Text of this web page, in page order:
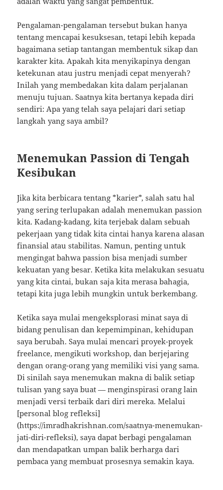
Pengalaman-pengalaman tersebut bukan hanya
tentang mencapai kesuksesan, tetapi lebih kepada
bagaimana setiap tantangan membentuk sikap dan
karakter kita. Apakah kita menyikapinya dengan
ketekunan atau justru menjadi cepat menyerah?
Inilah yang membedakan kita dalam perjalanan
menuju tujuan. Saatnya kita bertanya kepada diri
sendiri: Apa yang telah saya pelajari dari setiap
langkah yang saya ambil?
Menemukan Passion di Tengah
Kesibukan
Jika kita berbicara tentang *karier*, salah satu hal
yang sering terlupakan adalah menemukan passion
kita. Kadang-kadang, kita terjebak dalam sebuah
pekerjaan yang tidak kita cintai hanya karena alasan
finansial atau stabilitas. Namun, penting untuk
mengingat bahwa passion bisa menjadi sumber
kekuatan yang besar. Ketika kita melakukan sesuatu
yang kita cintai, bukan saja kita merasa bahagia,
tetapi kita juga lebih mungkin untuk berkembang.
Ketika saya mulai mengeksplorasi minat saya di
bidang penulisan dan kepemimpinan, kehidupan
saya berubah. Saya mulai mencari proyek-proyek
freelance, mengikuti workshop, dan berjejaring
dengan orang-orang yang memiliki visi yang sama.
Di sinilah saya menemukan makna di balik setiap
tulisan yang saya buat — menginspirasi orang lain
menjadi versi terbaik dari diri mereka. Melalui
[personal blog refleksi]
(https://imradhakrishnan.com/saatnya-menemukan-
jati-diri-refleksi), saya dapat berbagi pengalaman
dan mendapatkan umpan balik berharga dari
pembaca yang membuat prosesnya semakin kaya.